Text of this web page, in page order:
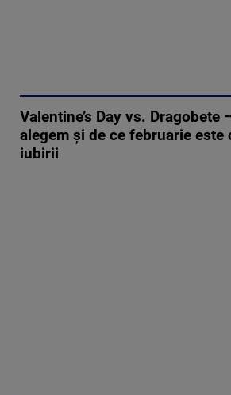
Valentine’s Day vs. Dragobete
alegem și de ce februarie este
iubirii